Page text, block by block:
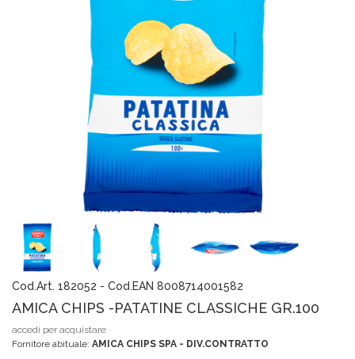
Cod.Art. 182052 - Cod.EAN 8008714001582
AMICA CHIPS -PATATINE CLASSICHE GR.100
accedi per acquistare
Fornitore abituale: AMICA CHIPS SPA - DIV.CONTRATTO